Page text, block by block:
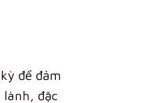
để đảm
đặc